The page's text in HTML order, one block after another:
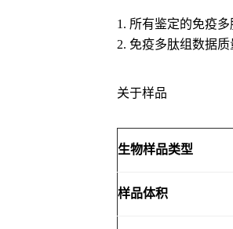
1. 所有鉴定的免疫
2. 免疫多肽组数据
关于样品
生物样品类型
样品体积